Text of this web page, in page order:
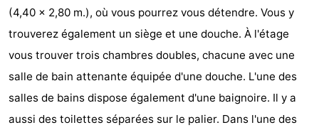
Zwinhoeve
Hôtels
Last
minutes
Plages
Voir
(4,40 x 2,80 m.), où vous pourrez vous détendre. Vous y
trouverez également un siège et une douche. À l'étage
vous trouver trois chambres doubles, chacune avec une
salle de bain attenante équipée d'une douche. L'une des
salles de bains dispose également d'une baignoire. Il y a
aussi des toilettes séparées sur le palier. Dans l'une des